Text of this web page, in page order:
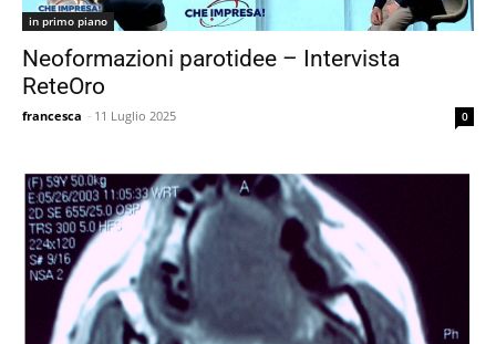
in primo piano
Neoformazioni parotidee – Intervista
ReteOro
francesca - 11 Luglio 2025 0